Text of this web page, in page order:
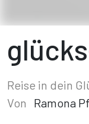
Reise in dein
Von
Ramona